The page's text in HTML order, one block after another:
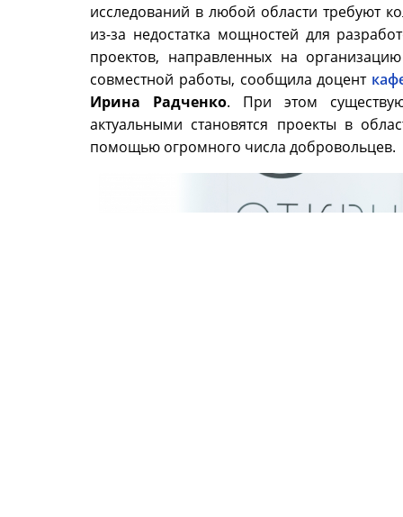
исследований в любой области требуют
из-за недостатка мощностей для
проектов, направленных на
совместной работы, сообщила доцент
Ирина Радченко. При этом
актуальными становятся проекты в
помощью огромного числа добровольцев.